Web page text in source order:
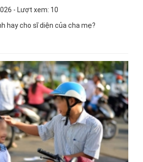
- Lượt xem: 10
hay cho sĩ diện của cha mẹ?